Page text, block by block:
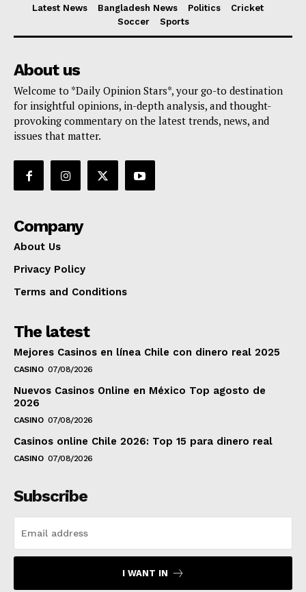
Latest News Bangladesh News Politics
Cricket
Soccer
Sports
About us
Welcome to *Daily Opinion Stars*, your go-to destination
for insightful opinions, in-depth analysis, and thought-
provoking commentary on the latest trends, news, and
issues that matter.
Company
About Us
Privacy Policy
Terms and Conditions
The latest
Mejores Casinos en línea Chile con dinero real 2025
CASINO 07/08/2026
Nuevos Casinos Online en México Top agosto de
2026
CASINO 07/08/2026
Casinos online Chile 2026: Top 15 para dinero real
CASINO 07/08/2026
Subscribe
I WANT IN